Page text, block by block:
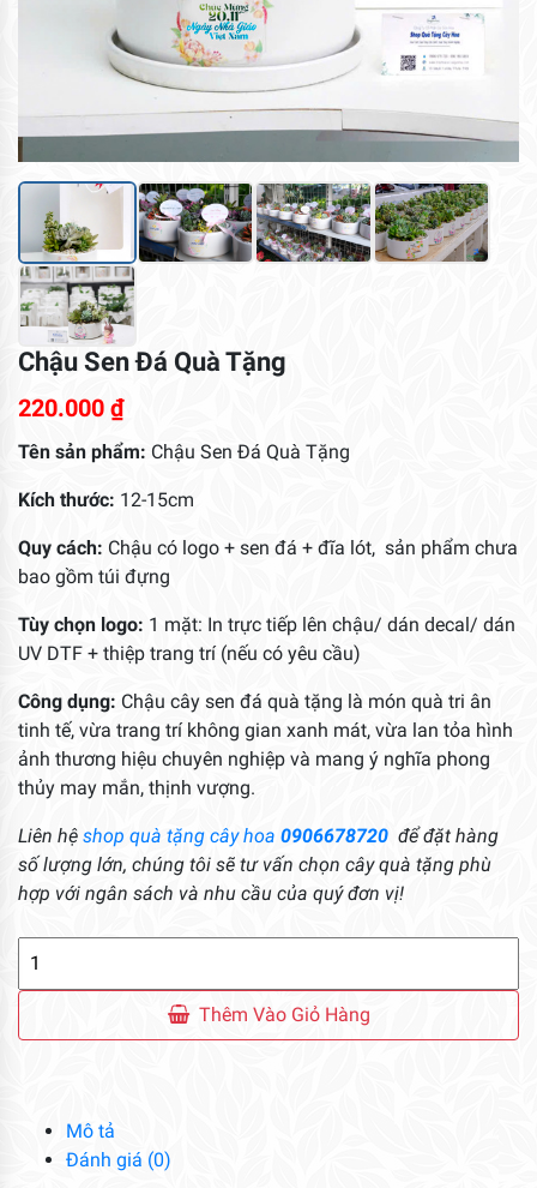
Chậu Sen Đá Quà Tặng
220.000 ₫
Tên sản phẩm: Chậu Sen Đá Quà Tặng
Kích thước: 12-15cm
Quy cách: Chậu có logo + sen đá + đĩa lót, sản phẩm chưa
bao gồm túi đựng
Tùy chọn logo: 1 mặt: In trực tiếp lên chậu/ dán decal/ dán
UV DTF + thiệp trang trí (nếu có yêu cầu)
Công dụng: Chậu cây sen đá quà tặng là món quà tri ân
tinh tế, vừa trang trí không gian xanh mát, vừa lan tỏa hình
ảnh thương hiệu chuyên nghiệp và mang ý nghĩa phong
thủy may mắn, thịnh vượng.
Liên hệ shop quà tặng cây hoa 0906678720 để đặt hàng
số lượng lớn, chúng tôi sẽ tư vấn chọn cây quà tặng phù
hợp với ngân sách và nhu cầu của quý đơn vị!
Quà
Thêm Vào Giỏ Hàng
Mô tả
Đánh giá (0)